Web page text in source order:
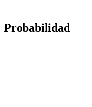
Probabilidad